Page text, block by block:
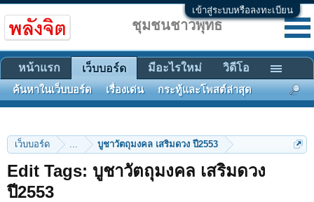
เข้าสู่ระบบหรือลงทะเบียน
เว็บบอร์ด ... บูชาวัตถุมงคล เสริมดวง ปี2553
Edit Tags: บูชาวัตถุมงคล เสริมดวง
ปี2553
ชุมชนชาวพุทธ
หน้าแรก เว็บบอร์ด
ค้นหาในเว็บบอร์ด เรื่องเด่น กระทู้และโพสต์ล่าสุด
มีอะไรใหม่ วิดีโอ